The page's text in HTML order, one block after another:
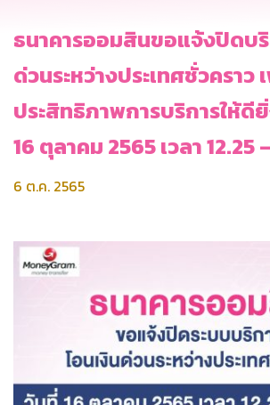
ธนาคารออมสินขอแจ้งปิดบริ
ด่วนระหว่างประเทศชั่วคราว
ประสิทธิภาพการบริการให้ดี
16 ตุลาคม 2565 เวลา 12.25
6 ต.ค. 2565